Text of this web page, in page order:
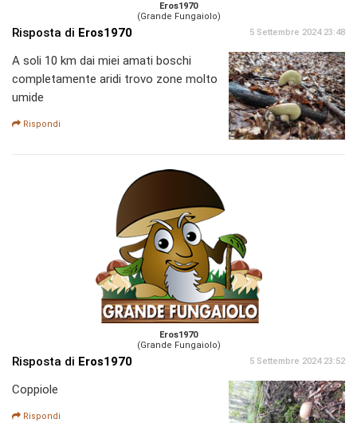
Eros1970
(Grande Fungaiolo)
Risposta di Eros1970 5 Settembre 2024 23:48
A soli 10 km dai miei amati boschi
completamente aridi trovo zone molto
umide
Rispondi
Eros1970
(Grande Fungaiolo)
Risposta di Eros1970 5 Settembre 2024 23:52
Coppiole
Rispondi